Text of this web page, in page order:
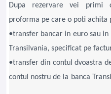
Dupa rezervare vei primi
proforma pe care o poti
•transfer bancar in euro sau
Transilvania, specificat pe
•transfer din contul dvoastra
contul nostru de la banca